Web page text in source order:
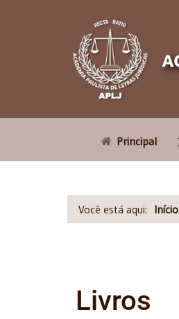
Principal
Você está aqui: Início
Livros